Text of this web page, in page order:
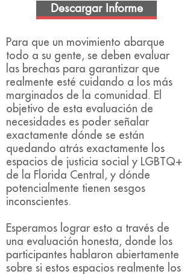
Descargar Informe
Para que un movimiento abarque
todo a su gente, se deben evaluar
las brechas para garantizar que
realmente esté cuidando a los más
marginados de la comunidad. El
objetivo de esta evaluación de
necesidades es poder señalar
exactamente dónde se están
quedando atrás exactamente los
espacios de justicia social y LGBTQ+
de la Florida Central, y dónde
potencialmente tienen sesgos
inconscientes.
Esperamos lograr esto a través de
una evaluación honesta, donde los
participantes hablaron abiertamente
sobre si estos espacios realmente los